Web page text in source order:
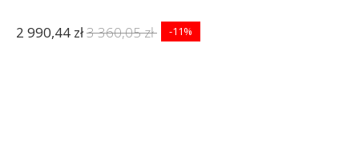
2 990,44 zł3 360,05 zł -11%